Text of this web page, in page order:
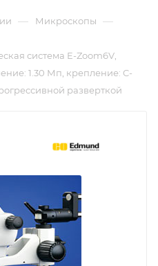
— Микроскопы —
система E-Zoom6V,
1.30 Мп, крепление: C-
разверткой